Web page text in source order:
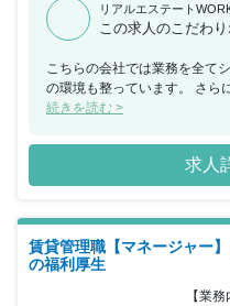
リアルエステート
この求人のこだわ
こちらの会社では業務を全て
の環境も整っています。 さら
進めているため残業も月30時
ゃる方にも安心の転職先と言
あり、頑張った分が収入とし
続きを読む >
求人
賃貸管理職【マネージャー
の福利厚生
【業務